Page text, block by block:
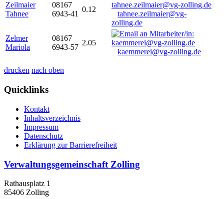
Zeilmaier
Tahnee
08167
6943-41
0.12
tahnee.zeilmaier@vg-
zolling.de
Zelmer
Mariola
08167
6943-57
2.05
kaemmerei@vg-zolling.de
drucken nach oben
Quicklinks
Kontakt
Inhaltsverzeichnis
Impressum
Datenschutz
Erklärung zur Barrierefreiheit
Verwaltungsgemeinschaft Zolling
Rathausplatz 1
85406 Zolling